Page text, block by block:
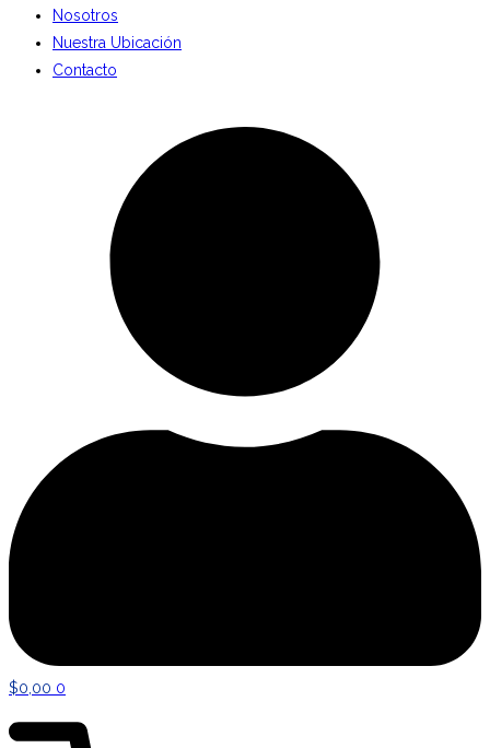
Nosotros
Nuestra Ubicación
Contacto
$0,00 0